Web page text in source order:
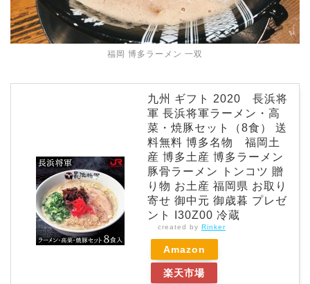
福岡 博多ラーメン 一双
九州 ギフト 2020 長浜将
軍 長浜将軍ラーメン・高
菜・焼豚セット（8食） 送
料無料 博多名物 福岡土
産 博多土産 博多ラーメン
豚骨ラーメン トンコツ 贈
り物 お土産 福岡県 お取り
寄せ 御中元 御歳暮 プレゼ
ント I30Z00 冷蔵
created by Rinker
Amazon
楽天市場